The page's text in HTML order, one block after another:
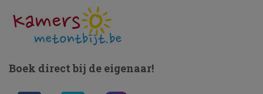
Boek direct bij de eigenaar!